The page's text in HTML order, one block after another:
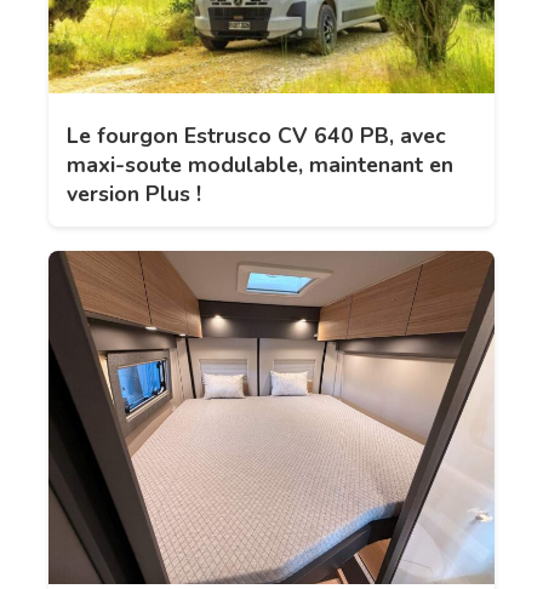
Le fourgon Estrusco CV 640 PB, avec
maxi-soute modulable, maintenant en
version Plus !